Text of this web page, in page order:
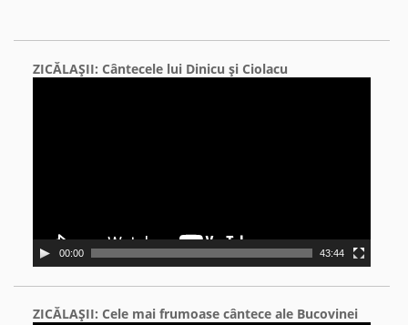
ZICĂLAŞII: Cântecele lui Dinicu şi Ciolacu
00:00 43:44
ZICĂLAŞII: Cele mai frumoase cântece ale Bucovinei